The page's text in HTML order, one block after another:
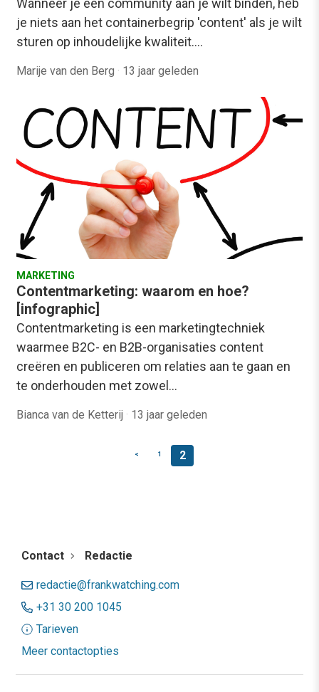
je niets aan het containerbegrip 'content' als je wilt
sturen op inhoudelijke kwaliteit.…
Marije van den Berg · 13 jaar geleden
MARKETING
Contentmarketing: waarom en hoe?
[infographic]
Contentmarketing is een marketingtechniek
waarmee B2C- en B2B-organisaties content
creëren en publiceren om relaties aan te gaan en
te onderhouden met zowel…
Bianca van de Ketterij · 13 jaar geleden
< 1 2
Contact Redactie
redactie@frankwatching.com
+31 30 200 1045
Tarieven
Meer contactopties